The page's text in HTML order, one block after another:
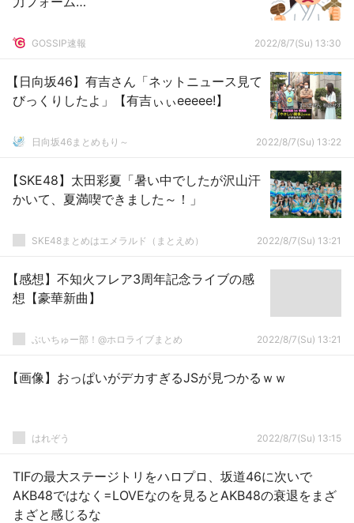
GOSSIP速報 2022/8/7(Su) 13:30
【日向坂46】有吉さん「ネットニュース見て
びっくりしたよ」【有吉ぃぃeeeee!】
日向坂46まとめもり～ 2022/8/7(Su) 13:22
【SKE48】太田彩夏「暑い中でしたが沢山汗
かいて、夏満喫できました～！」
SKE48まとめはエメラルド（まとえめ） 2022/8/7(Su) 13:21
【感想】不知火フレア3周年記念ライブの感
想【豪華新曲】
ぶいちゅー部！@ホロライブまとめ 2022/8/7(Su) 13:21
【画像】おっぱいがデカすぎるJSが見つかるｗｗ
はれぞう 2022/8/7(Su) 13:15
TIFの最大ステージトリをハロプロ、坂道46に次いで
AKB48ではなく=LOVEなのを見るとAKB48の衰退をまざ
まざと感じるな